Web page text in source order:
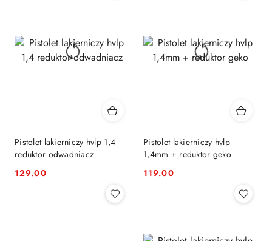
Pistolet lakierniczy hvlp 1,4
reduktor odwadniacz
Cena:
129.00
Pistolet lakierniczy hvlp
1,4mm + reduktor geko
Cena:
119.00